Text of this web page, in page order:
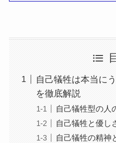
自己犠牲は本当に
を徹底解説
自己犠牲型の人
自己犠牲と優し
自己犠牲の精神